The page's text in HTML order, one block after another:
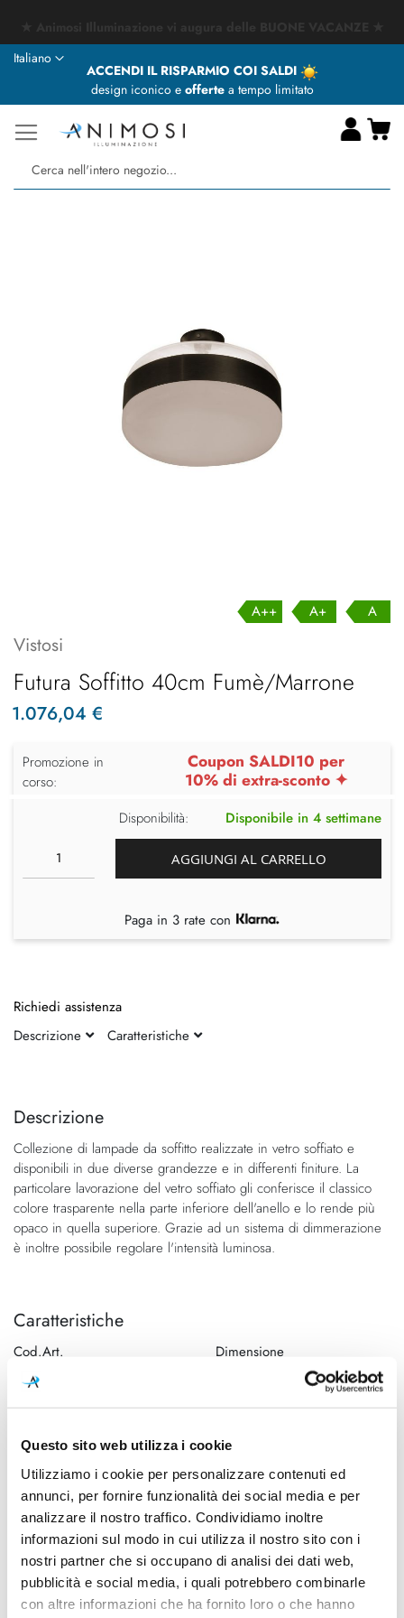
Questo sito web utilizza i cookie
Utilizziamo i cookie per personalizzare contenuti ed
annunci, per fornire funzionalità dei social media e per
analizzare il nostro traffico. Condividiamo inoltre
informazioni sul modo in cui utilizza il nostro sito con i
nostri partner che si occupano di analisi dei dati web,
pubblicità e social media, i quali potrebbero combinarle
con altre informazioni che ha fornito loro o che hanno
ACCENDI IL RISPARMIO COI SALDI
design iconico e offertea tempo limitato
Lingua
Italiano
fine
galleria
di
immagini
della
di
immagini
Descrizione
Collezione di lampade da soffitto realizzate in vetro soffiato e
disponibili in due diverse grandezze e in differenti finiture. La
particolare lavorazione del vetro soffiato gli conferisce il classico
colore trasparente nella parte inferiore dell'anello e lo rende più
opaco in quella superiore. Grazie ad un sistema di dimmerazione
è inoltre possibile regolare l'intensità luminosa.
Caratteristiche
Cod.Art.
FUTURA PL G FU/MA NEO
E27 DIM1
Dimensione
Hangar Design Group, 2015
400mm - H 29mm
Sorgente luminosa
Lampadina Led
Potenza e attacco
Max 77W - E27
Lampadina
Esclusa
Dimmerazione
Dimmerabile
Classe energetica
Mpn
A++ A+ A
Vistosi
Futura Soffitto 40cm Fumè/Marrone
1.076,04 €
Promozione in
corso:
Coupon SALDI10 per
10% di extra-sconto ✦
Disponibilità: Disponibile in 4 settimane
AGGIUNGI AL CARRELLO
Paga in 3 rate con
Richiedi assistenza
Descrizione
Caratteristiche